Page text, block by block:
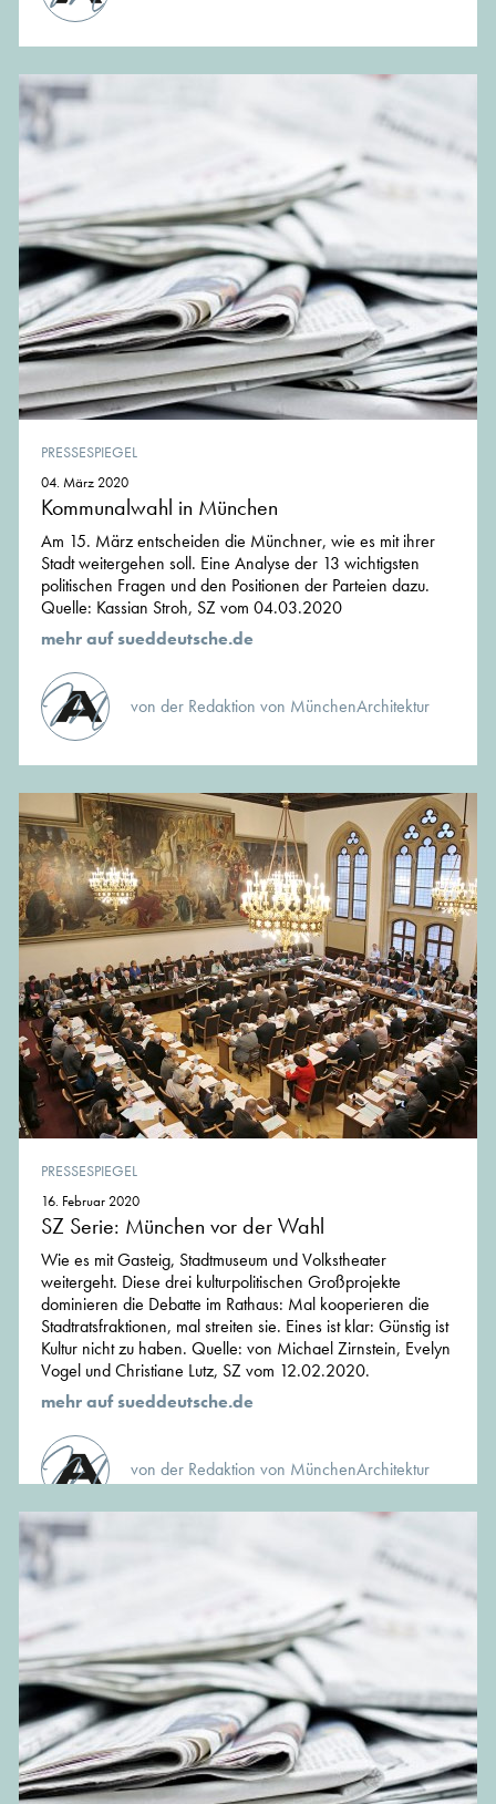
PRESSESPIEGEL
04. März 2020
Kommunalwahl in München
Am 15. März entscheiden die Münchner, wie es mit ihrer
Stadt weitergehen soll. Eine Analyse der 13 wichtigsten
politischen Fragen und den Positionen der Parteien dazu.
Quelle: Kassian Stroh, SZ vom 04.03.2020
mehr auf sueddeutsche.de
von der Redaktion von MünchenArchitektur
PRESSESPIEGEL
16. Februar 2020
SZ Serie: München vor der Wahl
Wie es mit Gasteig, Stadtmuseum und Volkstheater
weitergeht. Diese drei kulturpolitischen Großprojekte
dominieren die Debatte im Rathaus: Mal kooperieren die
Stadtratsfraktionen, mal streiten sie. Eines ist klar: Günstig ist
Kultur nicht zu haben. Quelle: von Michael Zirnstein, Evelyn
Vogel und Christiane Lutz, SZ vom 12.02.2020.
mehr auf sueddeutsche.de
von der Redaktion von MünchenArchitektur